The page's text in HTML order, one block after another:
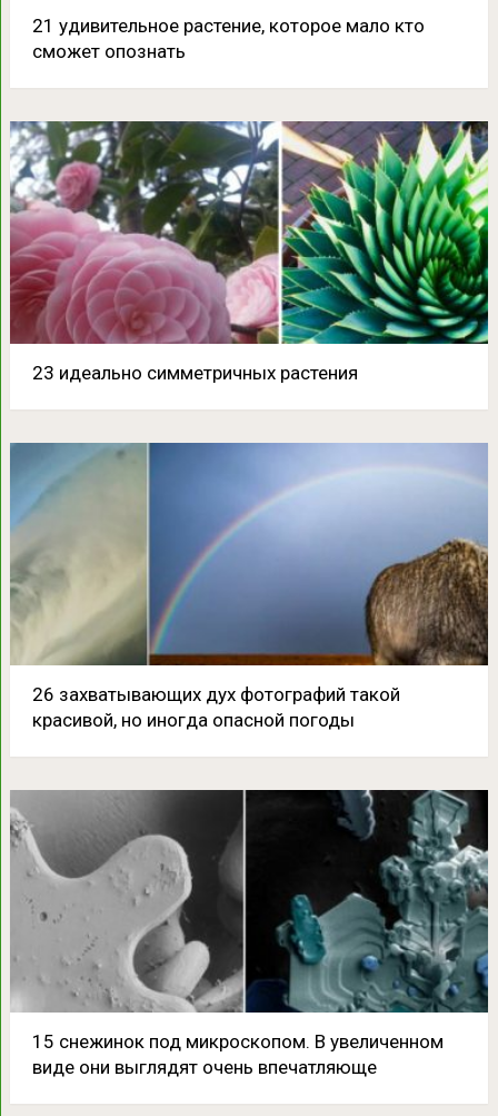
21 удивительное растение, которое мало кто
сможет опознать
23 идеально симметричных растения
26 захватывающих дух фотографий такой
красивой, но иногда опасной погоды
15 снежинок под микроскопом. В увеличенном
виде они выглядят очень впечатляюще